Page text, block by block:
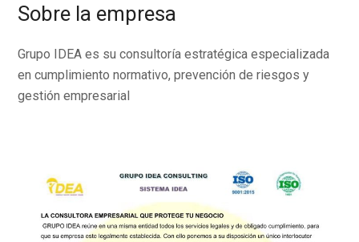
Sobre la empresa
Grupo IDEA es su consultoría estratégica especializada
en cumplimiento normativo, prevención de riesgos y
gestión empresarial